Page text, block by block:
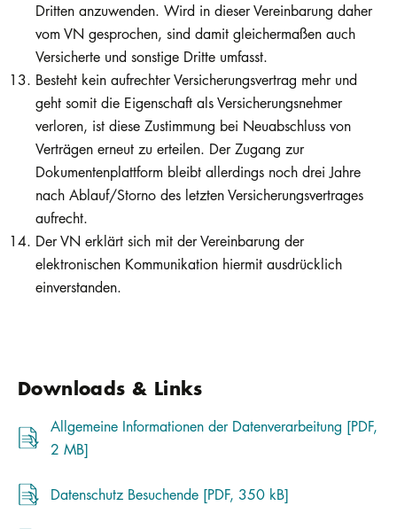
Dritten anzuwenden. Wird in dieser Vereinbarung daher
vom VN gesprochen, sind damit gleichermaßen auch
Versicherte und sonstige Dritte umfasst.
Besteht kein aufrechter Versicherungsvertrag mehr und
geht somit die Eigenschaft als Versicherungsnehmer
verloren, ist diese Zustimmung bei Neuabschluss von
Verträgen erneut zu erteilen. Der Zugang zur
Dokumentenplattform bleibt allerdings noch drei Jahre
nach Ablauf/Storno des letzten Versicherungsvertrages
aufrecht.
Der VN erklärt sich mit der Vereinbarung der
elektronischen Kommunikation hiermit ausdrücklich
einverstanden.
Downloads & Links
Allgemeine Informationen der Datenverarbeitung [PDF,
2 MB]
Datenschutz Besuchende [PDF, 350 kB]